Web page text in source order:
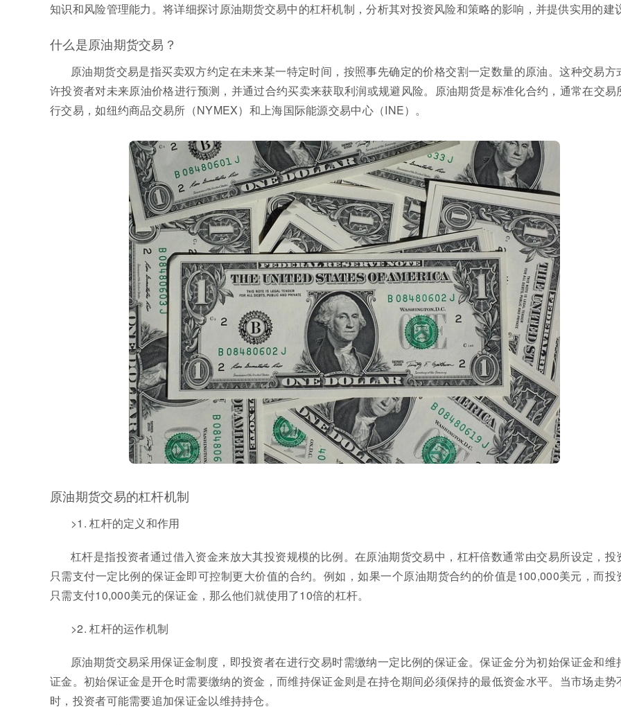
知识和风险管理能力。将详细探讨原油期货交易中的杠杆机制，分析其对投资风险和策略的影响，并提供实用的建
什么是原油期货交易？
原油期货交易是指买卖双方约定在未来某一特定时间，按照事先确定的价格交割一定数量的原油。这种交易方
许投资者对未来原油价格进行预测，并通过合约买卖来获取利润或规避风险。原油期货是标准化合约，通常在交易
行交易，如纽约商品交易所（NYMEX）和上海国际能源交易中心（INE）。
原油期货交易的杠杆机制
>1. 杠杆的定义和作用
杠杆是指投资者通过借入资金来放大其投资规模的比例。在原油期货交易中，杠杆倍数通常由交易所设定，投
只需支付一定比例的保证金即可控制更大价值的合约。例如，如果一个原油期货合约的价值是100,000美元，而投
只需支付10,000美元的保证金，那么他们就使用了10倍的杠杆。
>2. 杠杆的运作机制
原油期货交易采用保证金制度，即投资者在进行交易时需缴纳一定比例的保证金。保证金分为初始保证金和维
证金。初始保证金是开仓时需要缴纳的资金，而维持保证金则是在持仓期间必须保持的最低资金水平。当市场走势
时，投资者可能需要追加保证金以维持持仓。